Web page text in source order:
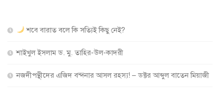
শবে বারাত বলে কি সত্যিই কিছু নেই?
শাইখুল ইসলাম ড. মু. তাহির-উল-কাদরী
নজদীপন্থীদের এজিদ বন্দনার আসল রহস্য! – ডক্টর আব্দুল বাতেন মিয়াজী